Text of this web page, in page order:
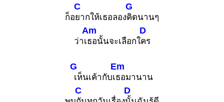
ก็อ
C
ยากให้เธอลอง
G
คิดนานๆ
ว่าเ
Am
ธอนั้นจะเลือกใ
D
คร
G
เห็นเค้ากับเ
Em
ธอมานาน
C D